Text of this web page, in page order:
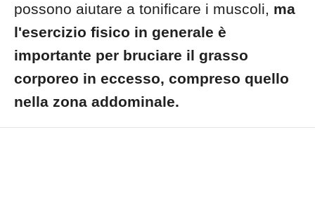
possono aiutare a tonificare i muscoli, ma
l'esercizio fisico in generale è
importante per bruciare il grasso
corporeo in eccesso, compreso quello
nella zona addominale.